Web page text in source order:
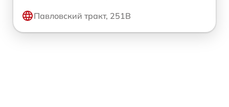
Павловский тракт, 251В